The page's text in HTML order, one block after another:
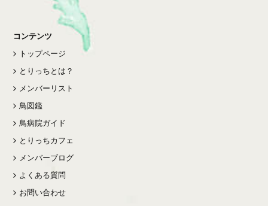
コンテンツ
トップページ
とりっちとは？
メンバーリスト
鳥図鑑
鳥病院ガイド
とりっちカフェ
メンバーブログ
よくある質問
お問い合わせ